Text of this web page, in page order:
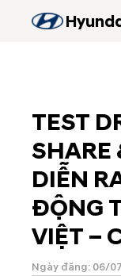
TEST
SHARE
DIỄN
ĐỘNG
VIỆT –
Ngày đăng: 06/